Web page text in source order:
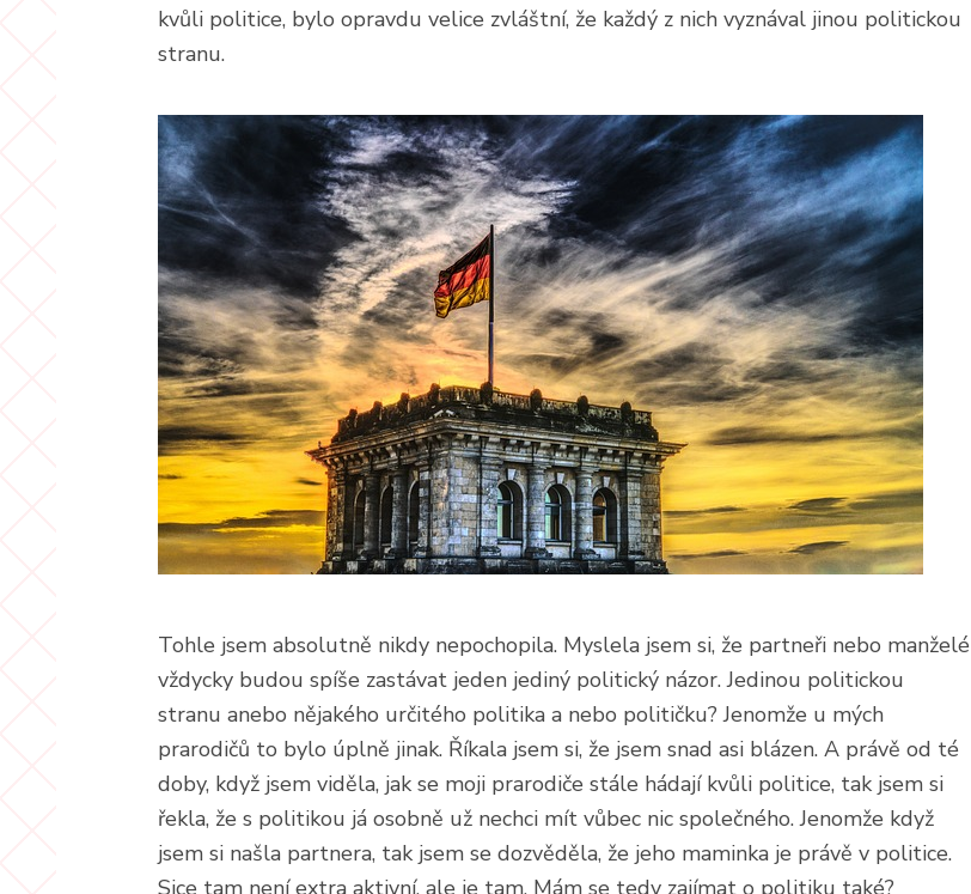
kvůli politice, bylo opravdu velice zvláštní, že každý z nich vyznával jinou politickou
stranu.
Tohle jsem absolutně nikdy nepochopila. Myslela jsem si, že partneři nebo manželé
vždycky budou spíše zastávat jeden jediný politický názor. Jedinou politickou
stranu anebo nějakého určitého politika a nebo političku? Jenomže u mých
prarodičů to bylo úplně jinak. Říkala jsem si, že jsem snad asi blázen. A právě od té
doby, když jsem viděla, jak se moji prarodiče stále hádají kvůli politice, tak jsem si
řekla, že s politikou já osobně už nechci mít vůbec nic společného. Jenomže když
jsem si našla partnera, tak jsem se dozvěděla, že jeho maminka je právě v politice.
Sice tam není extra aktivní, ale je tam. Mám se tedy zajímat o politiku také?